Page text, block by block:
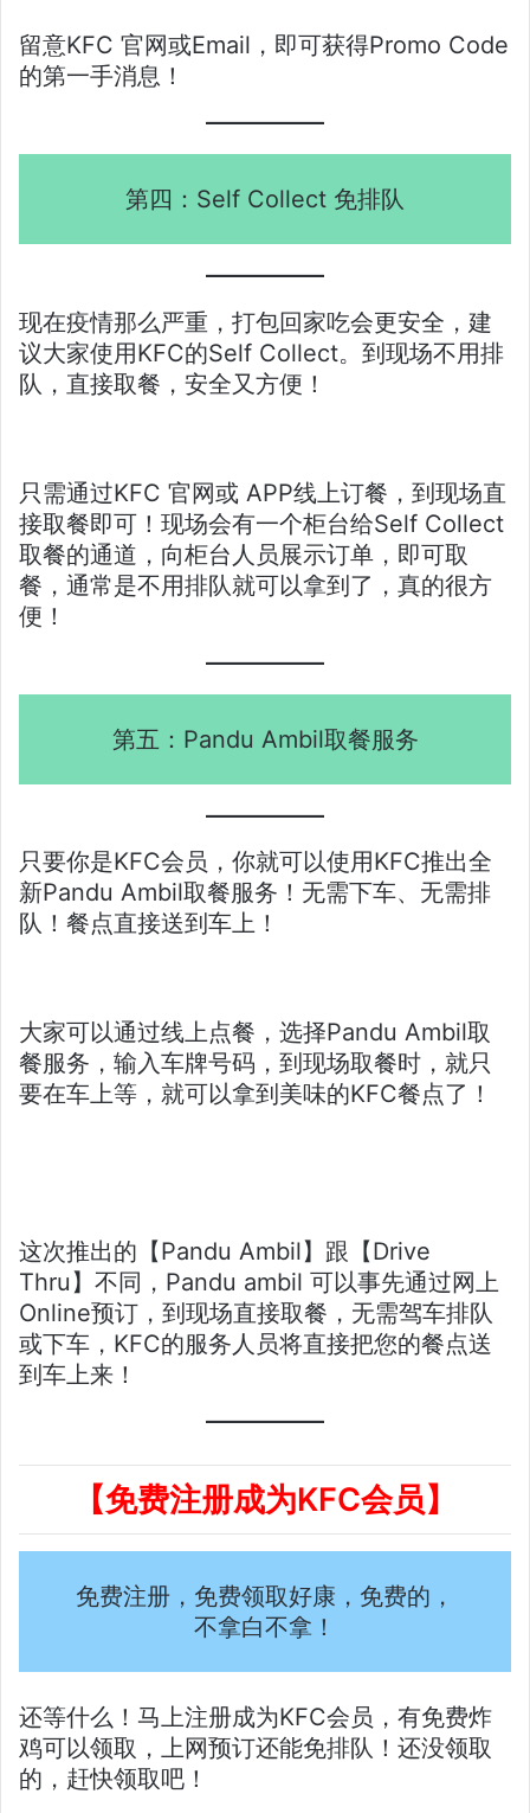
留意KFC 官网或Email，即可获得Promo Code
的第一手消息！
第四：Self Collect 免排队
现在疫情那么严重，打包回家吃会更安全，建
议大家使用KFC的Self Collect。到现场不用排
队，直接取餐，安全又方便！
只需通过KFC 官网或 APP线上订餐，到现场直
接取餐即可！现场会有一个柜台给Self Collect
取餐的通道，向柜台人员展示订单，即可取
餐，通常是不用排队就可以拿到了，真的很方
便！
第五：Pandu Ambil取餐服务
只要你是KFC会员，你就可以使用KFC推出全
新Pandu Ambil取餐服务！无需下车、无需排
队！餐点直接送到车上！
大家可以通过线上点餐，选择Pandu Ambil取
餐服务，输入车牌号码，到现场取餐时，就只
要在车上等，就可以拿到美味的KFC餐点了！
这次推出的【Pandu Ambil】跟【Drive
Thru】不同，Pandu ambil 可以事先通过网上
Online预订，到现场直接取餐，无需驾车排队
或下车，KFC的服务人员将直接把您的餐点送
到车上来！
【免费注册成为KFC会员】
免费注册，免费领取好康，免费的，
不拿白不拿！
还等什么！马上注册成为KFC会员，有免费炸
鸡可以领取，上网预订还能免排队！还没领取
的，赶快领取吧！